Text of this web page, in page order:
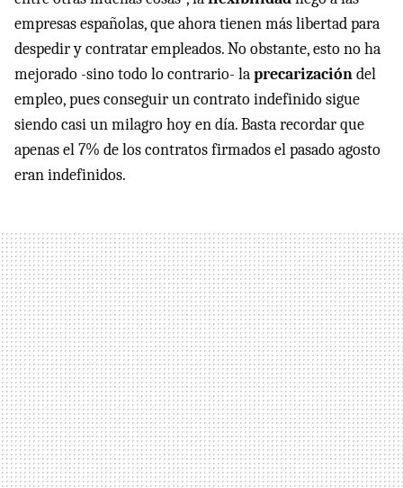
empresas españolas, que ahora tienen más libertad para
despedir y contratar empleados. No obstante, esto no ha
mejorado -sino todo lo contrario- laprecarizacióndel
empleo, pues conseguir un contrato indefinido sigue
siendo casi un milagro hoy en día. Basta recordar que
apenas el 7% de los contratos firmados el pasado agosto
eran indefinidos.